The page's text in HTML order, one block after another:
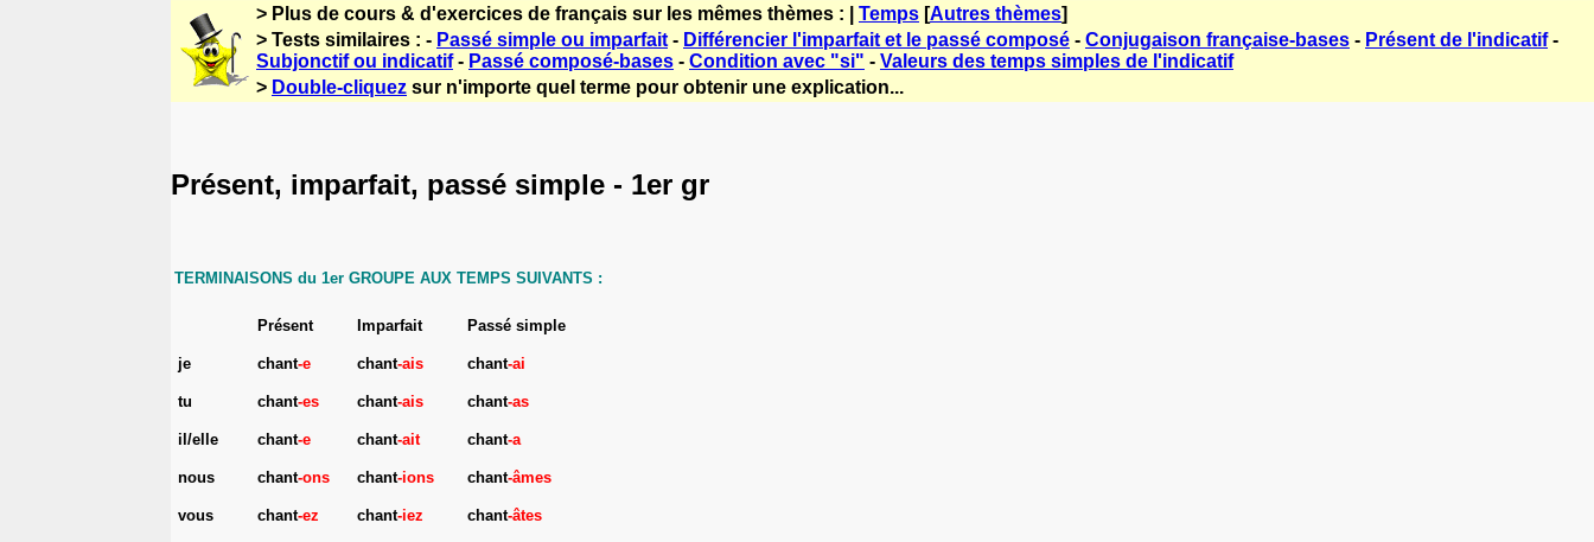
> Plus de cours & d'exercices de français sur les mêmes thèmes : | Temps [Autres thèmes]
> Tests similaires : - Passé simple ou imparfait - Différencier l'imparfait et le passé composé - Conjugaison française-bases - Présent de l'indicatif-
Subjonctif ou indicatif- Passé composé-bases - Condition avec "si" - Valeurs des temps simples de l'indicatif
> Double-cliquez sur n'importe quel terme pour obtenir une explication...
Présent, imparfait, passé simple - 1er gr
TERMINAISONS du 1er GROUPE AUX TEMPS SUIVANTS :
Présent Imparfait Passé simple
je chant-e chant-ais chant-ai
tu chant-es chant-ais chant-as
il/elle chant-e chant-ait chant-a
nous chant-ons chant-ions chant-âmes
vous chant-ez chant-iez chant-âtes